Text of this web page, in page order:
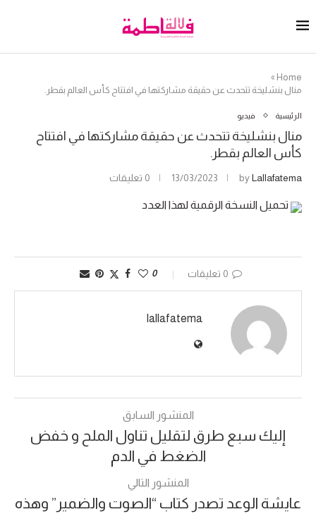
Home
»
منال بنشليخة تتحدث عن حقيقة مشاركتها في افتتاح كأس العالم بقطر.
الرئيسية فيديو
منال بنشليخة تتحدث عن حقيقة مشاركتها في افتتاح
كأس العالم بقطر.
byLallafatema
13/03/2023 0 تعليقات
تحميل النسخة الرقمية لهذا العدد
0 تعليقات 0
lallafatema
المنشور السابق
إليك سبع طرق لتقليل تناول الملح و خفض
الضغط في الدم
المنشور التالي
عايشة الوعد تصدر كتاب “الصوت والضمير” وهذه